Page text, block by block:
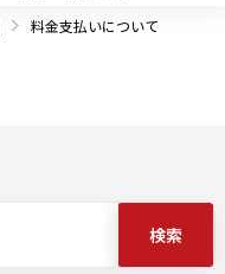
料金支払いについて
検索